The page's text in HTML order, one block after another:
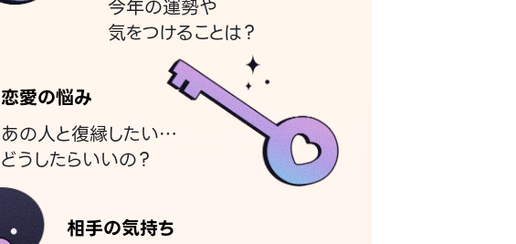
今年の運勢や
気をつけることは？
恋愛の悩み
あの人と復縁したい…
どうしたらいいの？
相手の気持ち